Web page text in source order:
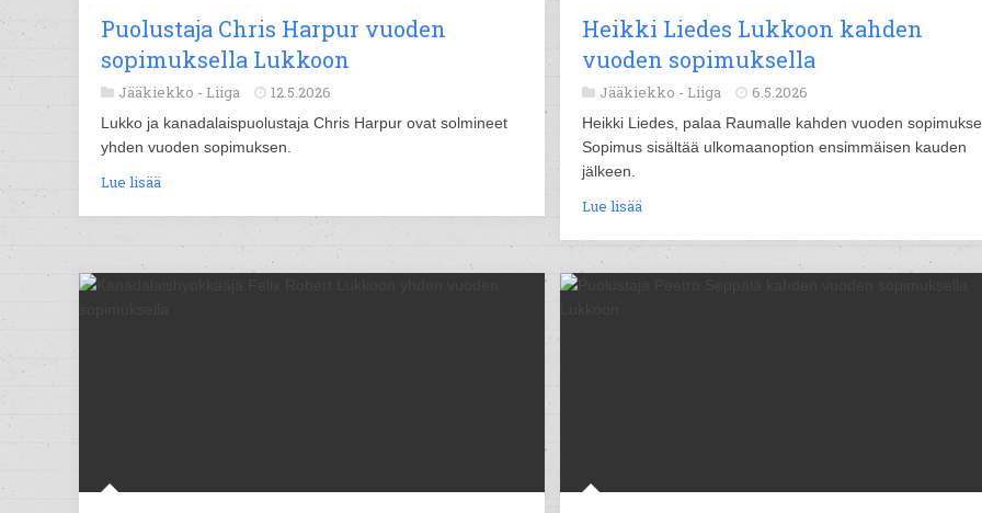
Puolustaja Chris Harpur vuoden
sopimuksella Lukkoon
Jääkiekko - Liiga 12.5.2026
Lukko ja kanadalaispuolustaja Chris Harpur ovat solmineet
yhden vuoden sopimuksen.
Lue lisää
Heikki Liedes Lukkoon kahden
vuoden sopimuksella
Jääkiekko - Liiga 6.5.2026
Heikki Liedes, palaa Raumalle kahden vuoden
Sopimus sisältää ulkomaanoption ensimmäisen kauden
jälkeen.
Lue lisää